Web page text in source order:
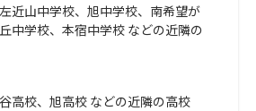
近山中学校、旭中学校、南希望が
中学校、本宿中学校 などの近隣の
高校、旭高校 などの近隣の高校